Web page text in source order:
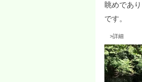
眺めであ
です。
​ >詳細